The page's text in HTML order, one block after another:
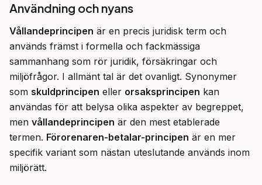
Användning och nyans
Vållandeprincipen är en precis juridisk term och
används främst i formella och fackmässiga
sammanhang som rör juridik, försäkringar och
miljöfrågor. I allmänt tal är det ovanligt. Synonymer
som skuldprincipen eller orsaksprincipen kan
användas för att belysa olika aspekter av begreppet,
men vållandeprincipen är den mest etablerade
termen. Förorenaren-betalar-principen är en mer
specifik variant som nästan uteslutande används inom
miljörätt.